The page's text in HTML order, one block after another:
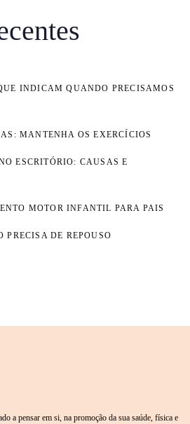
INDICAM QUANDO PRECISAMOS
MANTENHA OS EXERCÍCIOS
ESCRITÓRIO: CAUSAS E
MOTOR INFANTIL PARA PAIS
PRECISA DE REPOUSO
a pensar em si, na promoção da sua saúde, física e